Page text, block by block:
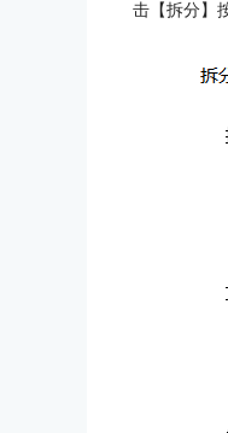
击【拆分】